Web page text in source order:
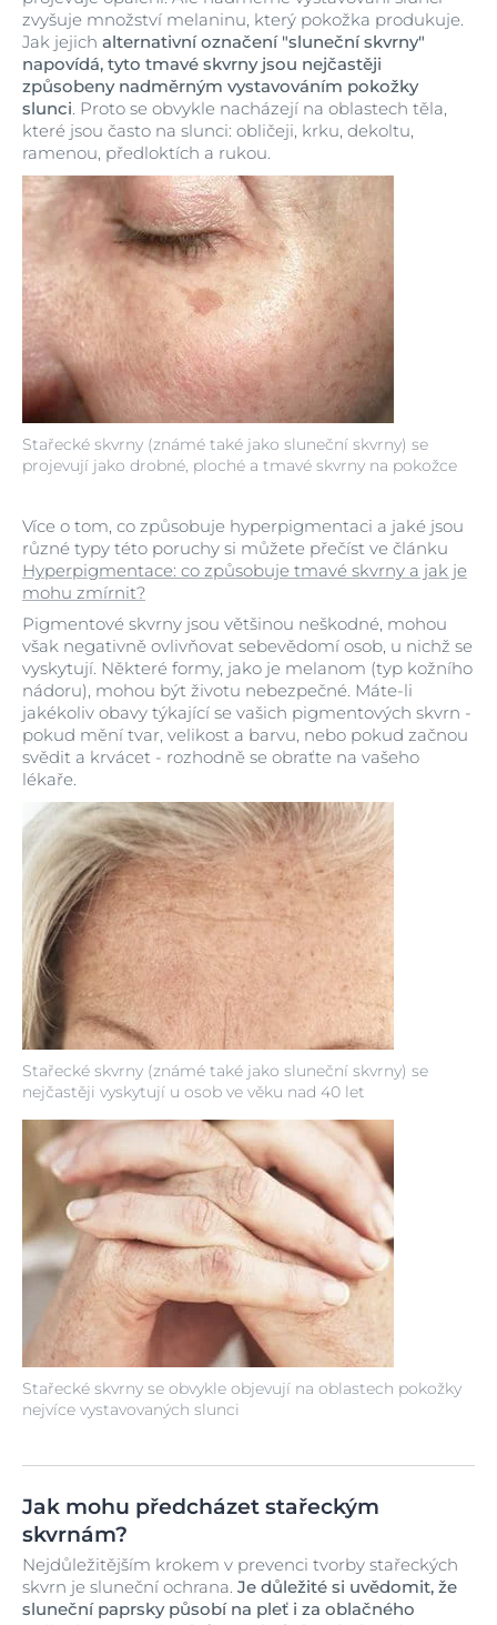
Stařecké skvrny (známé také jako sluneční skvrny) se
projevují jako drobné, ploché a tmavé skvrny na pokožce
zvyšuje množství melaninu, který pokožka produkuje.
Jak jejich alternativní označení "sluneční skvrny"
napovídá, tyto tmavé skvrny jsou nejčastěji
způsobeny nadměrným vystavováním pokožky
slunci. Proto se obvykle nacházejí na oblastech těla,
které jsou často na slunci: obličeji, krku, dekoltu,
ramenou, předloktích a rukou.
Stařecké skvrny (známé také jako sluneční skvrny) se
nejčastěji vyskytují u osob ve věku nad 40 let
Stařecké skvrny se obvykle objevují na oblastech pokožky
nejvíce vystavovaných slunci
Více o tom, co způsobuje hyperpigmentaci a jaké jsou
různé typy této poruchy si můžete přečíst ve článku
Hyperpigmentace: co způsobuje tmavé skvrny a jak je
mohu zmírnit?
Pigmentové skvrny jsou většinou neškodné, mohou
však negativně ovlivňovat sebevědomí osob, u nichž se
vyskytují. Některé formy, jako je melanom (typ kožního
nádoru), mohou být životu nebezpečné. Máte-li
jakékoliv obavy týkající se vašich pigmentových skvrn -
pokud mění tvar, velikost a barvu, nebo pokud začnou
svědit a krvácet - rozhodně se obraťte na vašeho
lékaře.
Jak mohu předcházet stařeckým
skvrnám?
Nejdůležitějším krokem v prevenci tvorby stařeckých
skvrn je sluneční ochrana. Je důležité si uvědomit, že
sluneční paprsky působí na pleť i za oblačného